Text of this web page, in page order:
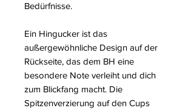
Bedürfnisse.
Ein Hingucker ist das
außergewöhnliche Design auf der
Rückseite, das dem BH eine
besondere Note verleiht und dich
zum Blickfang macht. Die
Spitzenverzierung auf den Cups